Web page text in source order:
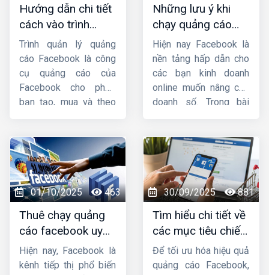
HIGsẽ hướng dẫn
cách nhắm mục tiêu
chi tiết trong quảng
cáo facebook. Mời
các bạn cùng theo dõi
nhá.
Hướng dẫn chi tiết
cách vào trình
quản lý quảng cáo
trên facebook
Trình quản lý quảng
cáo Facebook là công
cụ quảng cáo của
Facebook cho phép
bạn tạo, mua và theo
sẽ cung cấp cho bạn
cách vào trình quản
lý quảng cáo trên
Facebookbằng điện
thoại, máy tính một
cách nhanh chóng.
Những lưu ý khi
chạy quảng cáo
facebook mà bạn
cần phải biết
Hiện nay Facebook là
nền tảng hấp dẫn cho
các bạn kinh doanh
online muốn nâng cao
doanh số. Trong bài
hiểu
những lưu ý khi
chạy quảng cáo
facebooknhé !
01/10/2025
463
Thuê chạy quảng
cáo facebook uy
tín, chuyên nghiệp,
hiệu quả ở đâu ?
Hiện nay, Facebook là
kênh tiếp thị phổ biến
30/09/2025 881
Tìm hiểu chi tiết về
các mục tiêu chiến
dịch quảng cáo
facebook
Để tối ưu hóa hiệu quả
quảng cáo Facebook,